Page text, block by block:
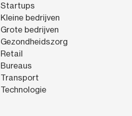
Startups
Kleine bedrijven
Grote bedrijven
Gezondheidszorg
Retail
Bureaus
Transport
Technologie